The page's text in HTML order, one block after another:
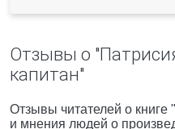
Отзывы о
капитан"
Отзывы читателей о
и мнения людей о